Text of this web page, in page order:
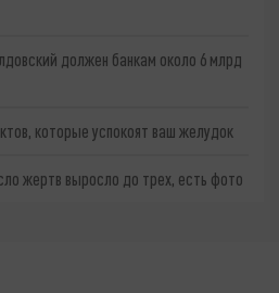
должен банкам около 6 млрд
которые успокоят ваш желудок
жертв выросло до трех, есть фото